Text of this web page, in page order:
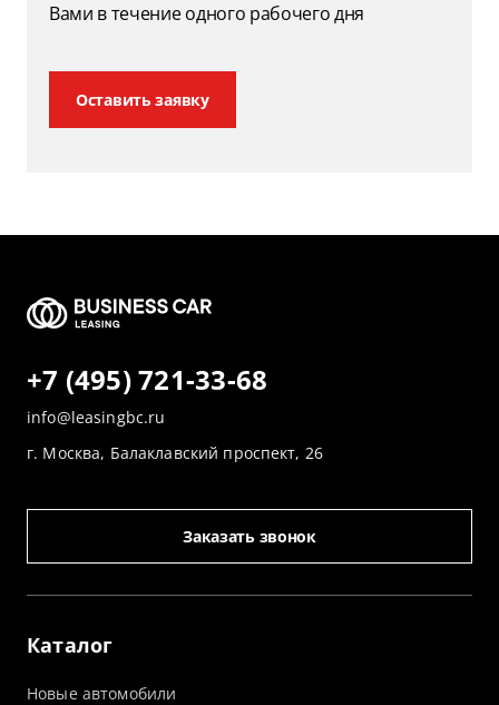
Вами в течение одного рабочего дня
Оставить заявку
Каталог
Новые автомобили
+7 (495) 721-33-68
info@leasingbc.ru
г. Москва, Балаклавский проспект, 26
Заказать звонок